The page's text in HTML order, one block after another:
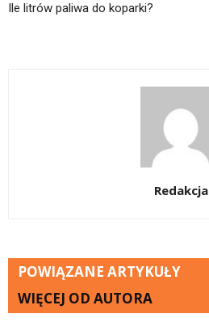
Ile litrów paliwa do koparki?
Redakcja
POWIĄZANE ARTYKUŁY
WIĘCEJ OD AUTORA